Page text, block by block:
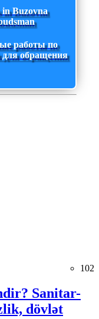
Buzovna
работы по
для обращения
102
Sanitar-
dövlət